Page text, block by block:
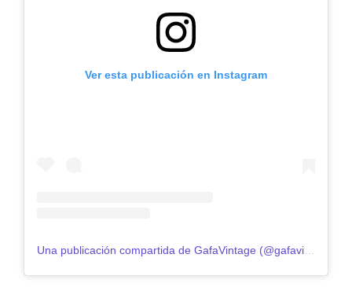
Ver esta publicación en Instagram
Una publicación compartida de GafaVintage (@gafavintage)